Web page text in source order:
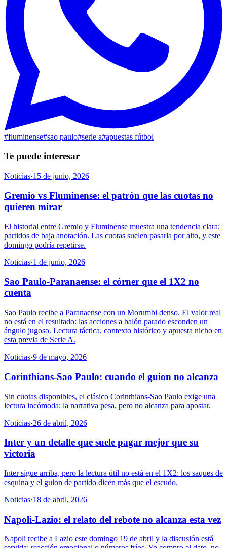
#fluminense#sao paulo#serie a#apuestas fútbol
Te puede interesar
Noticias·15 de junio, 2026
Gremio vs Fluminense: el patrón que las cuotas no
quieren mirar
El historial entre Gremio y Fluminense muestra una tendencia clara:
partidos de baja anotación. Las cuotas suelen pasarla por alto, y este
domingo podría repetirse.
Noticias·1 de junio, 2026
Sao Paulo-Paranaense: el córner que el 1X2 no
cuenta
Sao Paulo recibe a Paranaense con un Morumbi denso. El valor real
no está en el resultado: las acciones a balón parado esconden un
ángulo jugoso. Lectura táctica, contexto histórico y apuesta nicho en
esta previa de Serie A.
Noticias·9 de mayo, 2026
Corinthians-Sao Paulo: cuando el guion no alcanza
Sin cuotas disponibles, el clásico Corinthians-Sao Paulo exige una
lectura incómoda: la narrativa pesa, pero no alcanza para apostar.
Noticias·26 de abril, 2026
Inter y un detalle que suele pagar mejor que su
victoria
Inter sigue arriba, pero la lectura útil no está en el 1X2: los saques de
esquina y el guion de partido dicen más que el escudo.
Noticias·18 de abril, 2026
Napoli-Lazio: el relato del rebote no alcanza esta vez
Napoli recibe a Lazio este domingo 19 de abril y la discusión está